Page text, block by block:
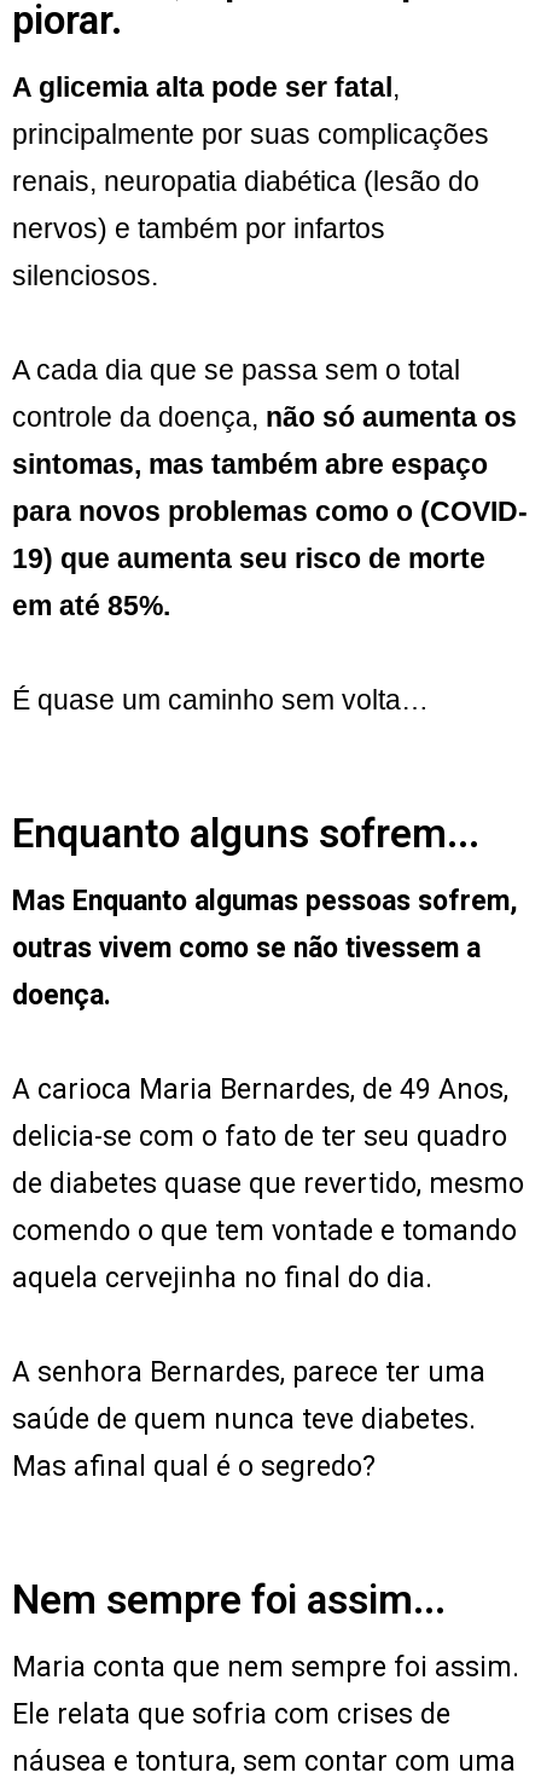
piorar.
A glicemia alta pode ser fatal,
principalmente por suas complicações
renais, neuropatia diabética (lesão do
nervos) e também por infartos
silenciosos.
A cada dia que se passa sem o total
controle da doença, não só aumenta os
sintomas, mas também abre espaço
para novos problemas como o (COVID-
19) que aumenta seu risco de morte
em até 85%.
É quase um caminho sem volta…
Enquanto alguns sofrem...
Mas Enquanto algumas pessoas sofrem,
outras vivem como se não tivessem a
doença.
A carioca Maria Bernardes, de 49 Anos,
delicia-se com o fato de ter seu quadro
de diabetes quase que revertido, mesmo
comendo o que tem vontade e tomando
aquela cervejinha no final do dia.
A senhora Bernardes, parece ter uma
saúde de quem nunca teve diabetes.
Mas afinal qual é o segredo?
Nem sempre foi assim...
Maria conta que nem sempre foi assim.
Ele relata que sofria com crises de
náusea e tontura, sem contar com uma